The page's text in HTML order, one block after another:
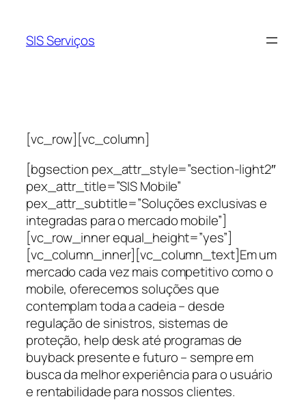
SIS Serviços
[vc_row][vc_column]
[bgsection pex_attr_style=”section-light2″
pex_attr_title=”SIS Mobile”
pex_attr_subtitle=”Soluções exclusivas e
integradas para o mercado mobile”]
[vc_row_inner equal_height=”yes”]
[vc_column_inner][vc_column_text]Em um
mercado cada vez mais competitivo como o
mobile, oferecemos soluções que
contemplam toda a cadeia – desde
regulação de sinistros, sistemas de
proteção, help desk até programas de
buyback presente e futuro – sempre em
busca da melhor experiência para o usuário
e rentabilidade para nossos clientes.